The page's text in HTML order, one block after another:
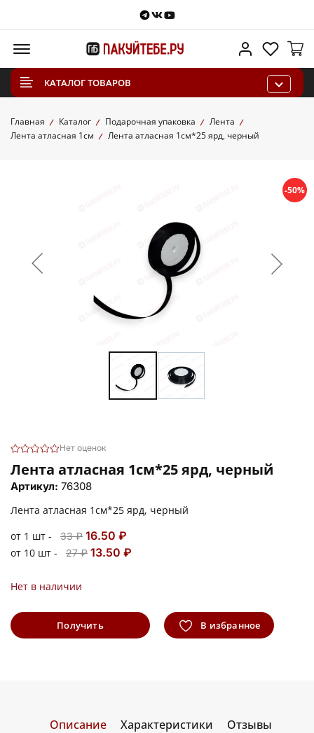
Telegram
VKontakte
Youtube
Личный
КАТАЛОГ ТОВАРОВ
Главная Каталог Подарочная упаковка
Лента
Лента атласная 1см
Лента атласная 1см*25 ярд, черный
-50%
Нет оценок
Лента атласная 1см*25 ярд, черный
Артикул: 76308
Лента атласная 1см*25 ярд, черный
от 1 шт -
33 ₽ 16.50 ₽
от 10 шт - 27 ₽ 13.50 ₽
Нет в наличии
Получить В избранное
Описание Характеристики Отзывы